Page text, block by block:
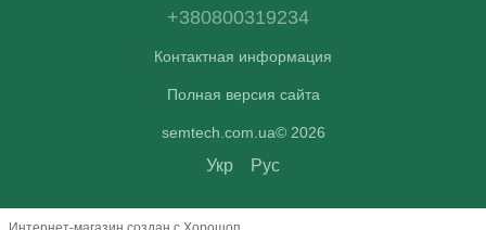
+380800319234
Контактная информация
Полная версия сайта
semtech.com.ua© 2026
Укр Рус